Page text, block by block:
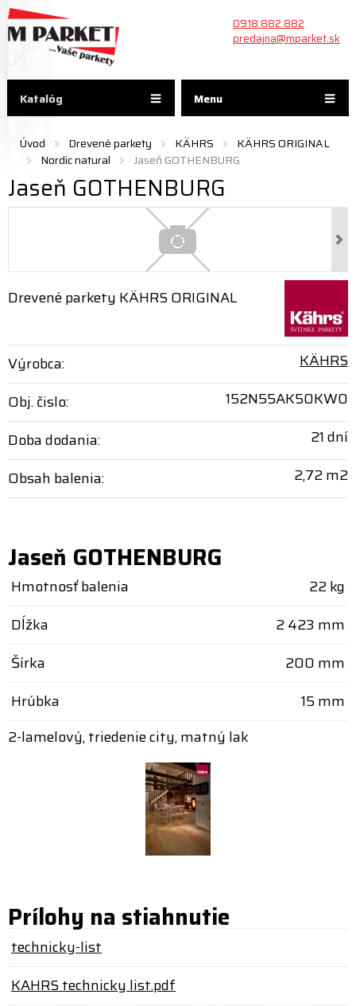
Menu
0918 882 882
predajna@mparket.sk
Úvod Drevené parkety KÄHRS
KÄHRS ORIGINAL
Nordic natural
Jaseň GOTHENBURG
Jaseň GOTHENBURG
Drevené parkety KÄHRS ORIGINAL
Výrobca:
KÄHRS
Obj. čislo:
152N55AK50KW0
Doba dodania:
21 dní
Obsah balenia:
2,72 m2
Jaseň GOTHENBURG
Hmotnosť balenia
22 kg
Dĺžka
2 423 mm
Šírka
200 mm
Hrúbka
15 mm
2-lamelový, triedenie city, matný lak
Prílohy na stiahnutie
technicky-list
KAHRS technicky list.pdf
Katalóg